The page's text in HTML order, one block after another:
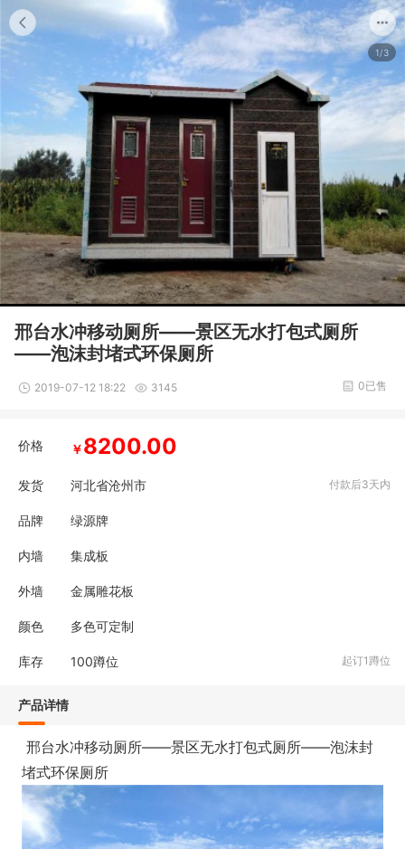
1/3
邢台水冲移动厕所——景区无水打包式厕所
——泡沫封堵式环保厕所
2019-07-12 18:22 3145 0已售
价格 ￥8200.00
发货 河北省沧州市 付款后3天内
品牌 绿源牌
内墙 集成板
外墙 金属雕花板
颜色 多色可定制
库存 100蹲位 起订1蹲位
产品详情
邢台水冲移动厕所——景区无水打包式厕所——泡沫封
堵式环保厕所